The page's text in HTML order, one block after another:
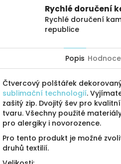
Rychlé doručení
Rychlé doručení
republice
Popis
Čtvercový polštářek
sublimační technologií.
zašitý zip. Dvojitý šev pro
tvaru. Všechny použité
pro alergiky i novorozence.
Pro tento produkt je možné
druhů textilií.